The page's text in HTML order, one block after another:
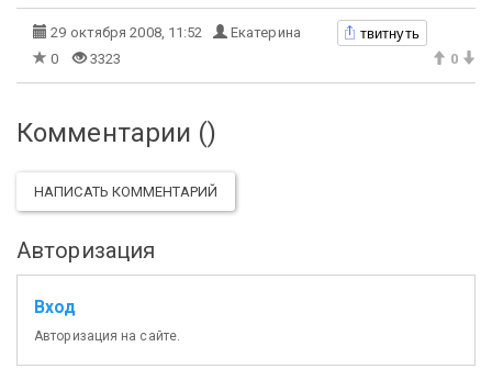
29 октября 2008, 11:52 Екатерина твитнуть
0 3323 0
Комментарии ()
НАПИСАТЬ КОММЕНТАРИЙ
Авторизация
Вход
Авторизация на сайте.